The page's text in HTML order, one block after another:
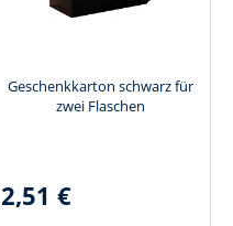
Geschenkkarton schwarz für
zwei Flaschen
2,51 €